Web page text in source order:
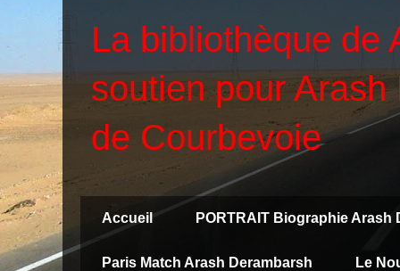
La bibliothèque de
soutien pour
de Courbevoie
Accueil PORTRAIT Biographie Arash
Paris Match Arash Derambarsh Le